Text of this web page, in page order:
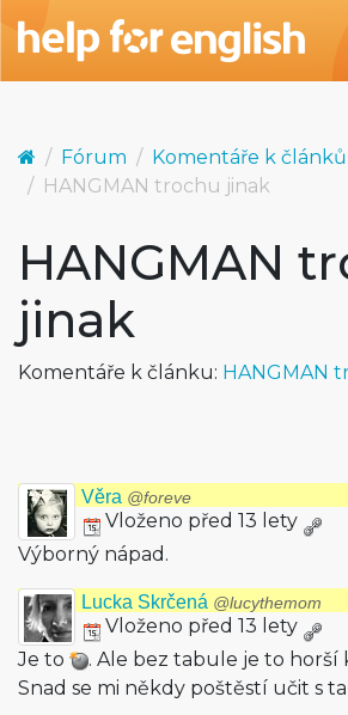
Fórum
Komentáře k
HANGMAN trochu jinak
HANGMAN
jinak
Komentáře k článku: HANGMAN
Věra @foreve
Vloženo před 13 lety
Výborný nápad.
Lucka Skrčená @lucythemom
Vloženo před 13 lety
Je to
. Ale bez tabule je to horší
Snad se mi někdy poštěstí učit s